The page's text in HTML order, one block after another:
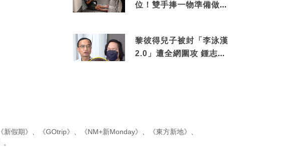
位！雙手捧一物準備做出
黎彼得兒子被封「李泳漢
2.0」遭全網圍攻 鍾志光
《新假期》 《GOtrip》 《NM+新Monday》 《東方新地》
。